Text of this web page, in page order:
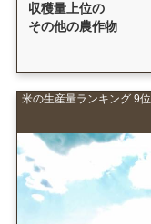
収穫量上位の
その他の農作物
米の生産量ランキング 9位